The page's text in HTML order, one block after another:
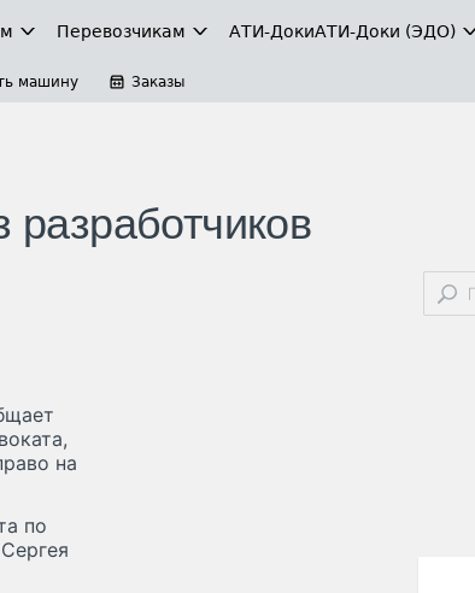
Перевозчикам АТИ-ДокиАТИ-Доки (ЭДО)
машину Заказы
разработчиков
на
по